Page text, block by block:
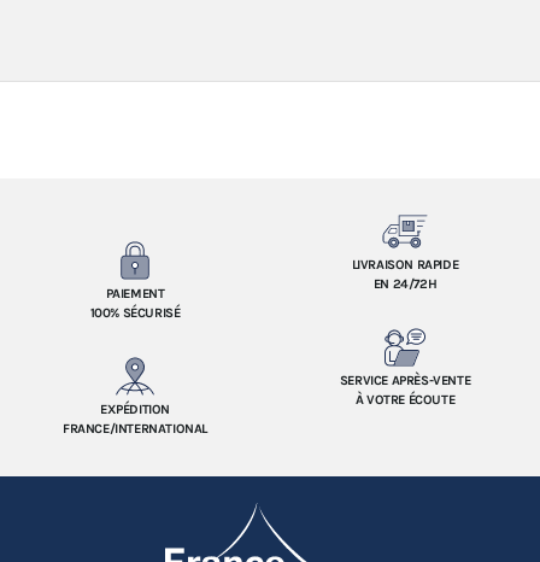
PAIEMENT
100% SÉCURISÉ
LIVRAISON RAPIDE
EN 24/72H
EXPÉDITION
FRANCE/INTERNATIONAL
SERVICE APRÈS-VENTE
À VOTRE ÉCOUTE